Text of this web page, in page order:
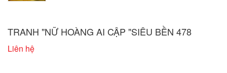
TRANH "NỮ HOÀNG AI CẬP "SIÊU BỀN 478
Liên hệ